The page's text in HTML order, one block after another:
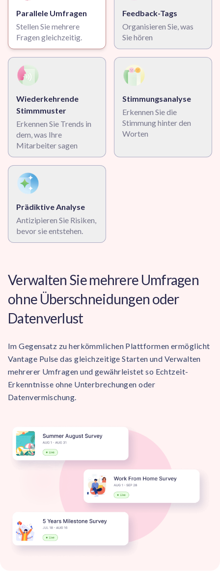
Parallele Umfragen
Stellen Sie mehrere
Fragen gleichzeitig.
Feedback-Tags
Organisieren Sie, was
Sie hören
Wiederkehrende
Stimmmuster
Erkennen Sie Trends in
dem, was Ihre
Mitarbeiter sagen
Stimmungsanalyse
Erkennen Sie die
Stimmung hinter den
Worten
Prädiktive Analyse
Antizipieren Sie Risiken,
bevor sie entstehen.
Verwalten Sie mehrere Umfragen
ohne Überschneidungen oder
Datenverlust
Im Gegensatz zu herkömmlichen Plattformen ermöglicht
Vantage Pulse das gleichzeitige Starten und Verwalten
mehrerer Umfragen und gewährleistet so Echtzeit-
Erkenntnisse ohne Unterbrechungen oder
Datenvermischung.